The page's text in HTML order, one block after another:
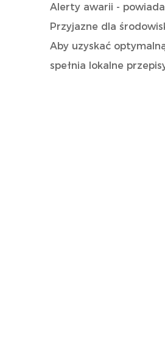
Alerty awarii -
Przyjazne dla
Aby uzyskać
spełnia lokalne